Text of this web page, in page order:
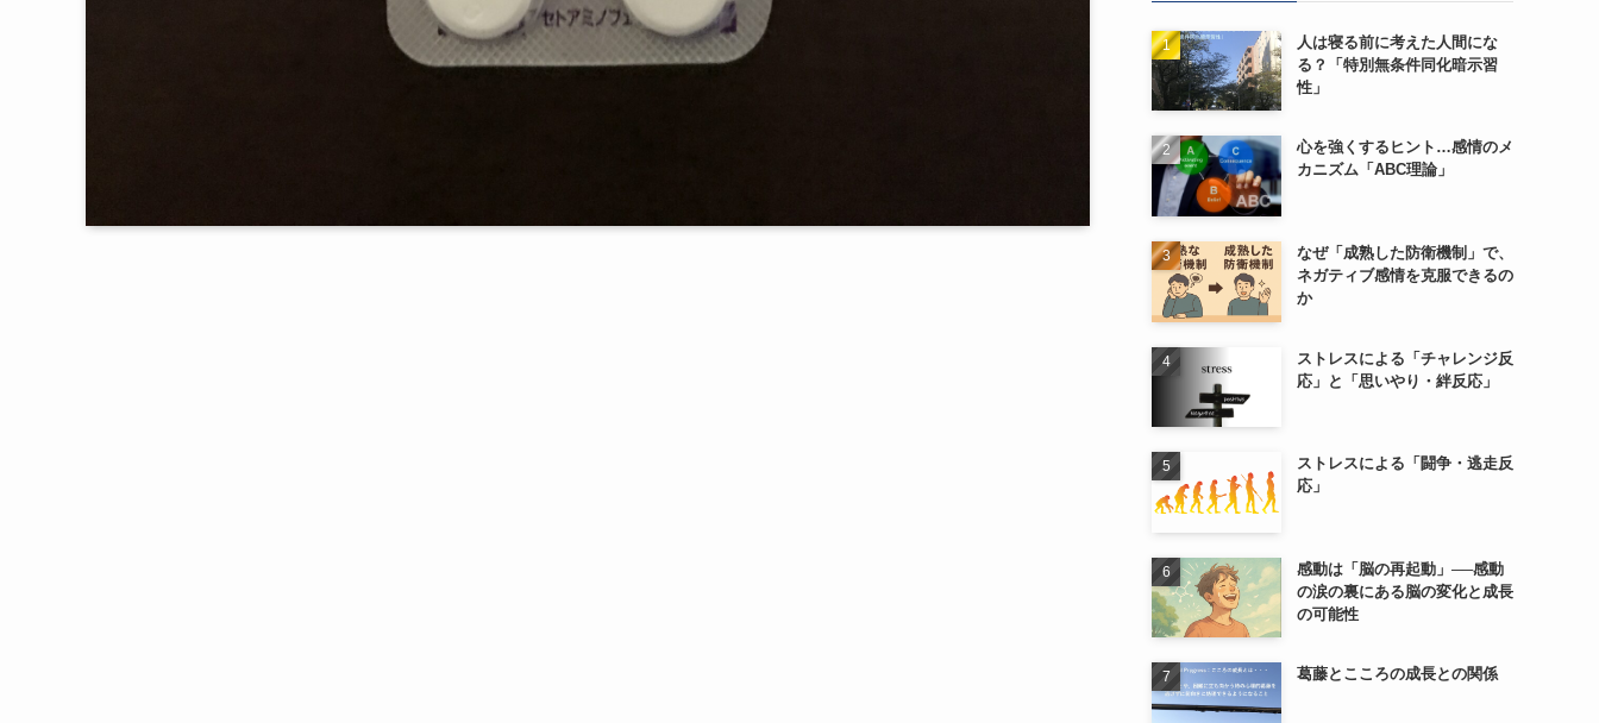
人は寝る前に考えた人間にな
る？「特別無条件同化暗示習
性」
心を強くするヒント…感情のメ
カニズム「ABC理論」
なぜ「成熟した防衛機制」で、
ネガティブ感情を克服できるの
か
ストレスによる「チャレンジ反
応」と「思いやり・絆反応」
ストレスによる「闘争・逃走反
応」
感動は「脳の再起動」──感動
の涙の裏にある脳の変化と成長
の可能性
葛藤とこころの成長との関係